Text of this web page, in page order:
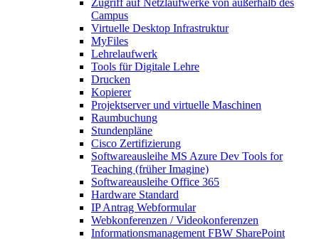
Zugriff auf Netzlaufwerke von außerhalb des
Campus
Virtuelle Desktop Infrastruktur
MyFiles
Lehrelaufwerk
Tools für Digitale Lehre
Drucken
Kopierer
Projektserver und virtuelle Maschinen
Raumbuchung
Stundenpläne
Cisco Zertifizierung
Softwareausleihe MS Azure Dev Tools for
Teaching (früher Imagine)
Softwareausleihe Office 365
Hardware Standard
IP Antrag Webformular
Webkonferenzen / Videokonferenzen
Informationsmanagement FBW SharePoint